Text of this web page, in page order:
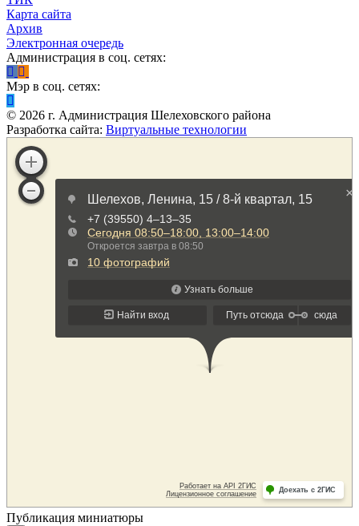
Карта сайта
Архив
Электронная очередь
Администрация в соц. сетях:
Мэр в соц. сетях:
© 2026 г. Администрация Шелеховского района
Разработка сайта: Виртуальные технологии
Публикация миниатюры